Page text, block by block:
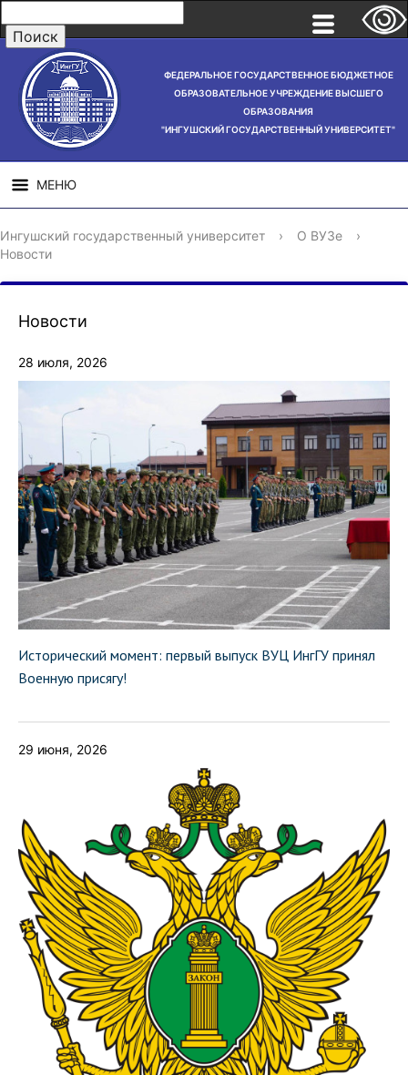
ФЕДЕРАЛЬНОЕ ГОСУДАРСТВЕННОЕ БЮДЖЕТНОЕ
ОБРАЗОВАТЕЛЬНОЕ УЧРЕЖДЕНИЕ ВЫСШЕГО
ОБРАЗОВАНИЯ
"ИНГУШСКИЙ ГОСУДАРСТВЕННЫЙ УНИВЕРСИТЕТ"
МЕНЮ
СВЕДЕНИЯ ОБ
ОБРАЗОВАТЕЛЬНОЙ
НАУЧНАЯ
ДЕЯТЕЛЬНОСТЬ
Ингушский государственный университет › О ВУЗе
›
Новости
Новости
28 июля, 2026
Исторический момент: первый выпуск ВУЦ ИнгГУ принял
Военную присягу!
29 июня, 2026